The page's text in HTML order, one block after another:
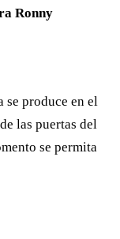
Ronny
se produce en el
las puertas del
se permita